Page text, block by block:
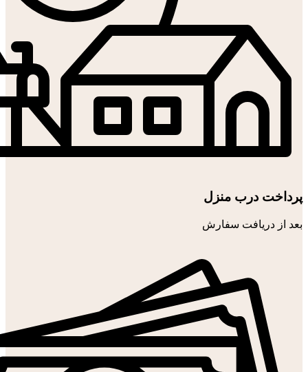
پرداخت درب منزل
بعد از دریافت سفارش